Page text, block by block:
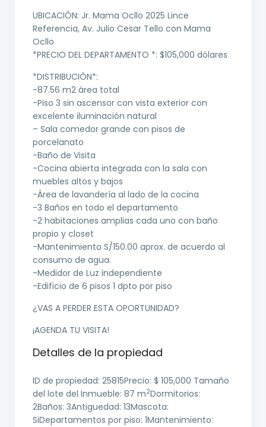
UBICACIÓN: Jr. Mama Ocllo 2025 Lince
Referencia, Av. Julio Cesar Tello con Mama
Ocllo
*PRECIO DEL DEPARTAMENTO *: $105,000 dólares
*DISTRIBUCIÓN*:
-87.56 m2 área total
-Piso 3 sin ascensor con vista exterior con
excelente iluminación natural
– Sala comedor grande con pisos de
porcelanato
-Baño de Visita
-Cocina abierta integrada con la sala con
muebles altos y bajos
-Área de lavandería al lado de la cocina
-3 Baños en todo el departamento
-2 habitaciones amplias cada uno con baño
propio y closet
-Mantenimiento S/150.00 aprox. de acuerdo al
consumo de agua.
-Medidor de Luz independiente
-Edificio de 6 pisos 1 dpto por piso
¿VAS A PERDER ESTA OPORTUNIDAD?
¡AGENDA TU VISITA!
Detalles de la propiedad
ID de propiedad: 25815Precio: $ 105,000 Tamaño
del lote del Inmueble: 87 m2Dormitorios:
2Baños: 3Antiguedad: 13Mascota:
SiDepartamentos por piso: 1Mantenimiento: